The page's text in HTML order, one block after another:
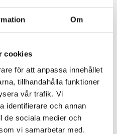
Om
cookies
för att anpassa innehållet
tillhandahålla funktioner
vår trafik. Vi
identifierare och annan
de sociala medier och
vi samarbetar med.